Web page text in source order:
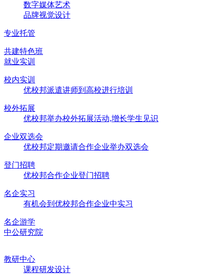
数字媒体艺术
品牌视觉设计
专业托管
共建特色班
就业实训
校内实训
优校邦派遣讲师到高校进行培训
校外拓展
优校邦举办校外拓展活动,增长学生见识
企业双选会
优校邦定期邀请合作企业举办双选会
登门招聘
优校邦合作企业登门招聘
名企实习
有机会到优校邦合作企业中实习
名企游学
中公研究院
教研中心
课程研发设计